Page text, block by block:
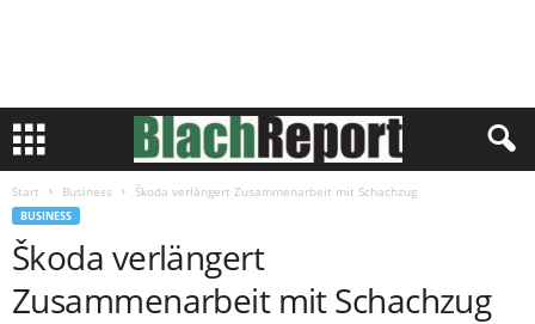
Start Business Škoda verlängert Zusammenarbeit mit Schachzug
BUSINESS
Škoda verlängert
Zusammenarbeit mit Schachzug